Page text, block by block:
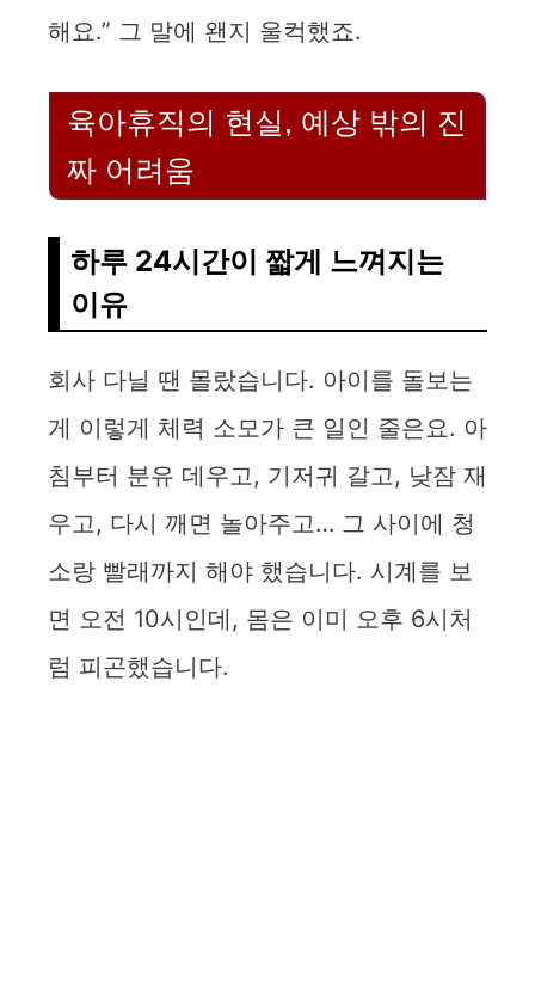
해요.” 그 말에 왠지 울컥했죠.
육아휴직의 현실, 예상 밖의 진
짜 어려움
하루 24시간이 짧게 느껴지는
이유
회사 다닐 땐 몰랐습니다. 아이를 돌보는
게 이렇게 체력 소모가 큰 일인 줄은요. 아
침부터 분유 데우고, 기저귀 갈고, 낮잠 재
우고, 다시 깨면 놀아주고… 그 사이에 청
소랑 빨래까지 해야 했습니다. 시계를 보
면 오전 10시인데, 몸은 이미 오후 6시처
럼 피곤했습니다.